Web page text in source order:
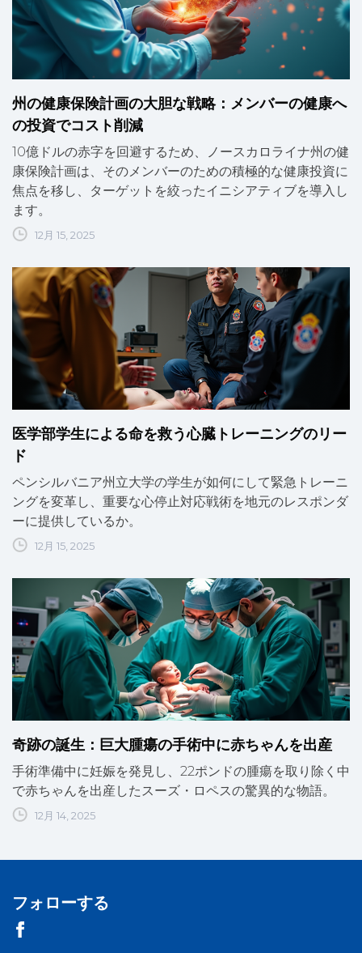
州の健康保険計画の大胆な戦略：メンバーの健康へ
の投資でコスト削減
10億ドルの赤字を回避するため、ノースカロライナ州の健
康保険計画は、そのメンバーのための積極的な健康投資に
焦点を移し、ターゲットを絞ったイニシアティブを導入し
ます。
12月 15, 2025
医学部学生による命を救う心臓トレーニングのリー
ド
ペンシルバニア州立大学の学生が如何にして緊急トレーニ
ングを変革し、重要な心停止対応戦術を地元のレスポンダ
ーに提供しているか。
12月 15, 2025
奇跡の誕生：巨大腫瘍の手術中に赤ちゃんを出産
手術準備中に妊娠を発見し、22ポンドの腫瘍を取り除く中
で赤ちゃんを出産したスーズ・ロペスの驚異的な物語。
12月 14, 2025
フォローする